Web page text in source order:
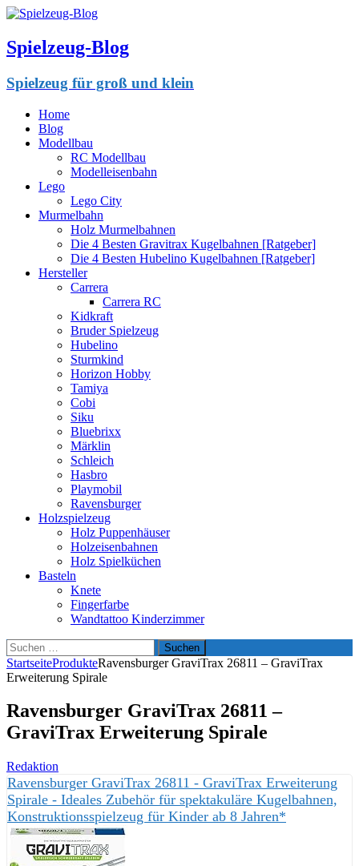
Spielzeug-Blog
Spielzeug für groß und klein
Home
Blog
Modellbau
RC Modellbau
Modelleisenbahn
Lego
Lego City
Murmelbahn
Holz Murmelbahnen
Die 4 Besten Gravitrax Kugelbahnen [Ratgeber]
Die 4 Besten Hubelino Kugelbahnen [Ratgeber]
Hersteller
Carrera
Carrera RC
Kidkraft
Bruder Spielzeug
Hubelino
Sturmkind
Horizon Hobby
Tamiya
Cobi
Siku
Bluebrixx
Märklin
Schleich
Hasbro
Playmobil
Ravensburger
Holzspielzeug
Holz Puppenhäuser
Holzeisenbahnen
Holz Spielküchen
Basteln
Knete
Fingerfarbe
Wandtattoo Kinderzimmer
Suchen
nach:
StartseiteProdukteRavensburger GraviTrax 26811 – GraviTrax
Erweiterung Spirale
Ravensburger GraviTrax 26811 –
GraviTrax Erweiterung Spirale
Redaktion
Ravensburger GraviTrax 26811 - GraviTrax Erweiterung
Spirale - Ideales Zubehör für spektakuläre Kugelbahnen,
Konstruktionsspielzeug für Kinder ab 8 Jahren*